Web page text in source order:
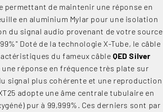
permettant de maintenir une réponse en
en aluminium Mylar pour une isolation
du signal audio provenant de votre source
Doté de la technologie X-Tube, le câble
du fameux câbleQED Silver
réponse en fréquence très plate sur
signal plus cohérente et une reproduction
adopte une âme centrale tubulaire en
pur à 99,999%. Ces derniers sont par